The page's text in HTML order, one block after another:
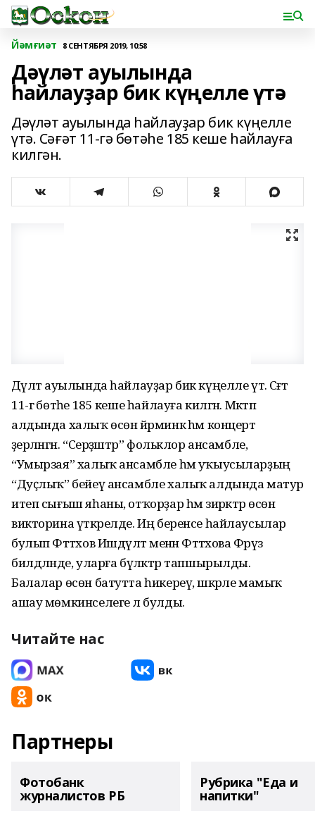
Йәмғиәт 8 СЕНТЯБРЯ 2019, 10:58
Дәүләт ауылында
һайлауҙар бик күңелле үтә
Дәүләт ауылында һайлауҙар бик күңелле
үтә. Сәғәт 11-гә бөтәһе 185 кеше һайлауға
килгән.
Дәүләт ауылында һайлауҙар бик күңелле үтә. Сәғәт
11-гә бөтәһе 185 кеше һайлауға килгән. Мәктәп
алдында халыҡ өсөн йәрминкә һәм концерт
әҙерләнгән. “Серҙәштәр” фольклор ансамбле,
“Умырзая” халыҡ ансамбле һәм уҡыусыларҙың
“Дуҫлыҡ” бейеү ансамбле халыҡ алдында матур
итеп сығыш яһаны, отҡорҙар һәм зирәктәр өсөн
викторина үткәрелде. Иң беренсе һайлаусылар
булып Фәттәхов Ишдәүләт менән Фәттәхова Фәрүәз
билдәләнде, уларға бүләктәр тапшырылды.
Балалар өсөн батутта һикереү, шәкәрле мамыҡ
ашау мөмкинселеге лә булды.
Читайте нас
Партнеры
Фотобанк
журналистов РБ
Рубрика "Еда и
напитки"